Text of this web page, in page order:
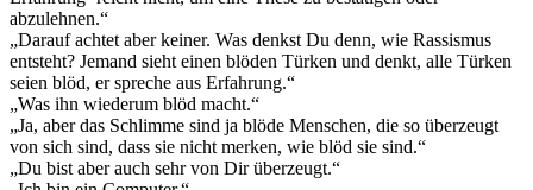
abzulehnen.“
„Darauf achtet aber keiner. Was denkst Du denn, wie Rassismus
entsteht? Jemand sieht einen blöden Türken und denkt, alle Türken
seien blöd, er spreche aus Erfahrung.“
„Was ihn wiederum blöd macht.“
„Ja, aber das Schlimme sind ja blöde Menschen, die so überzeugt
von sich sind, dass sie nicht merken, wie blöd sie sind.“
„Du bist aber auch sehr von Dir überzeugt.“